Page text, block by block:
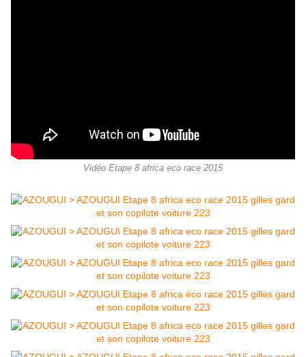
Vidéo Etape 8 africa eco race 2015